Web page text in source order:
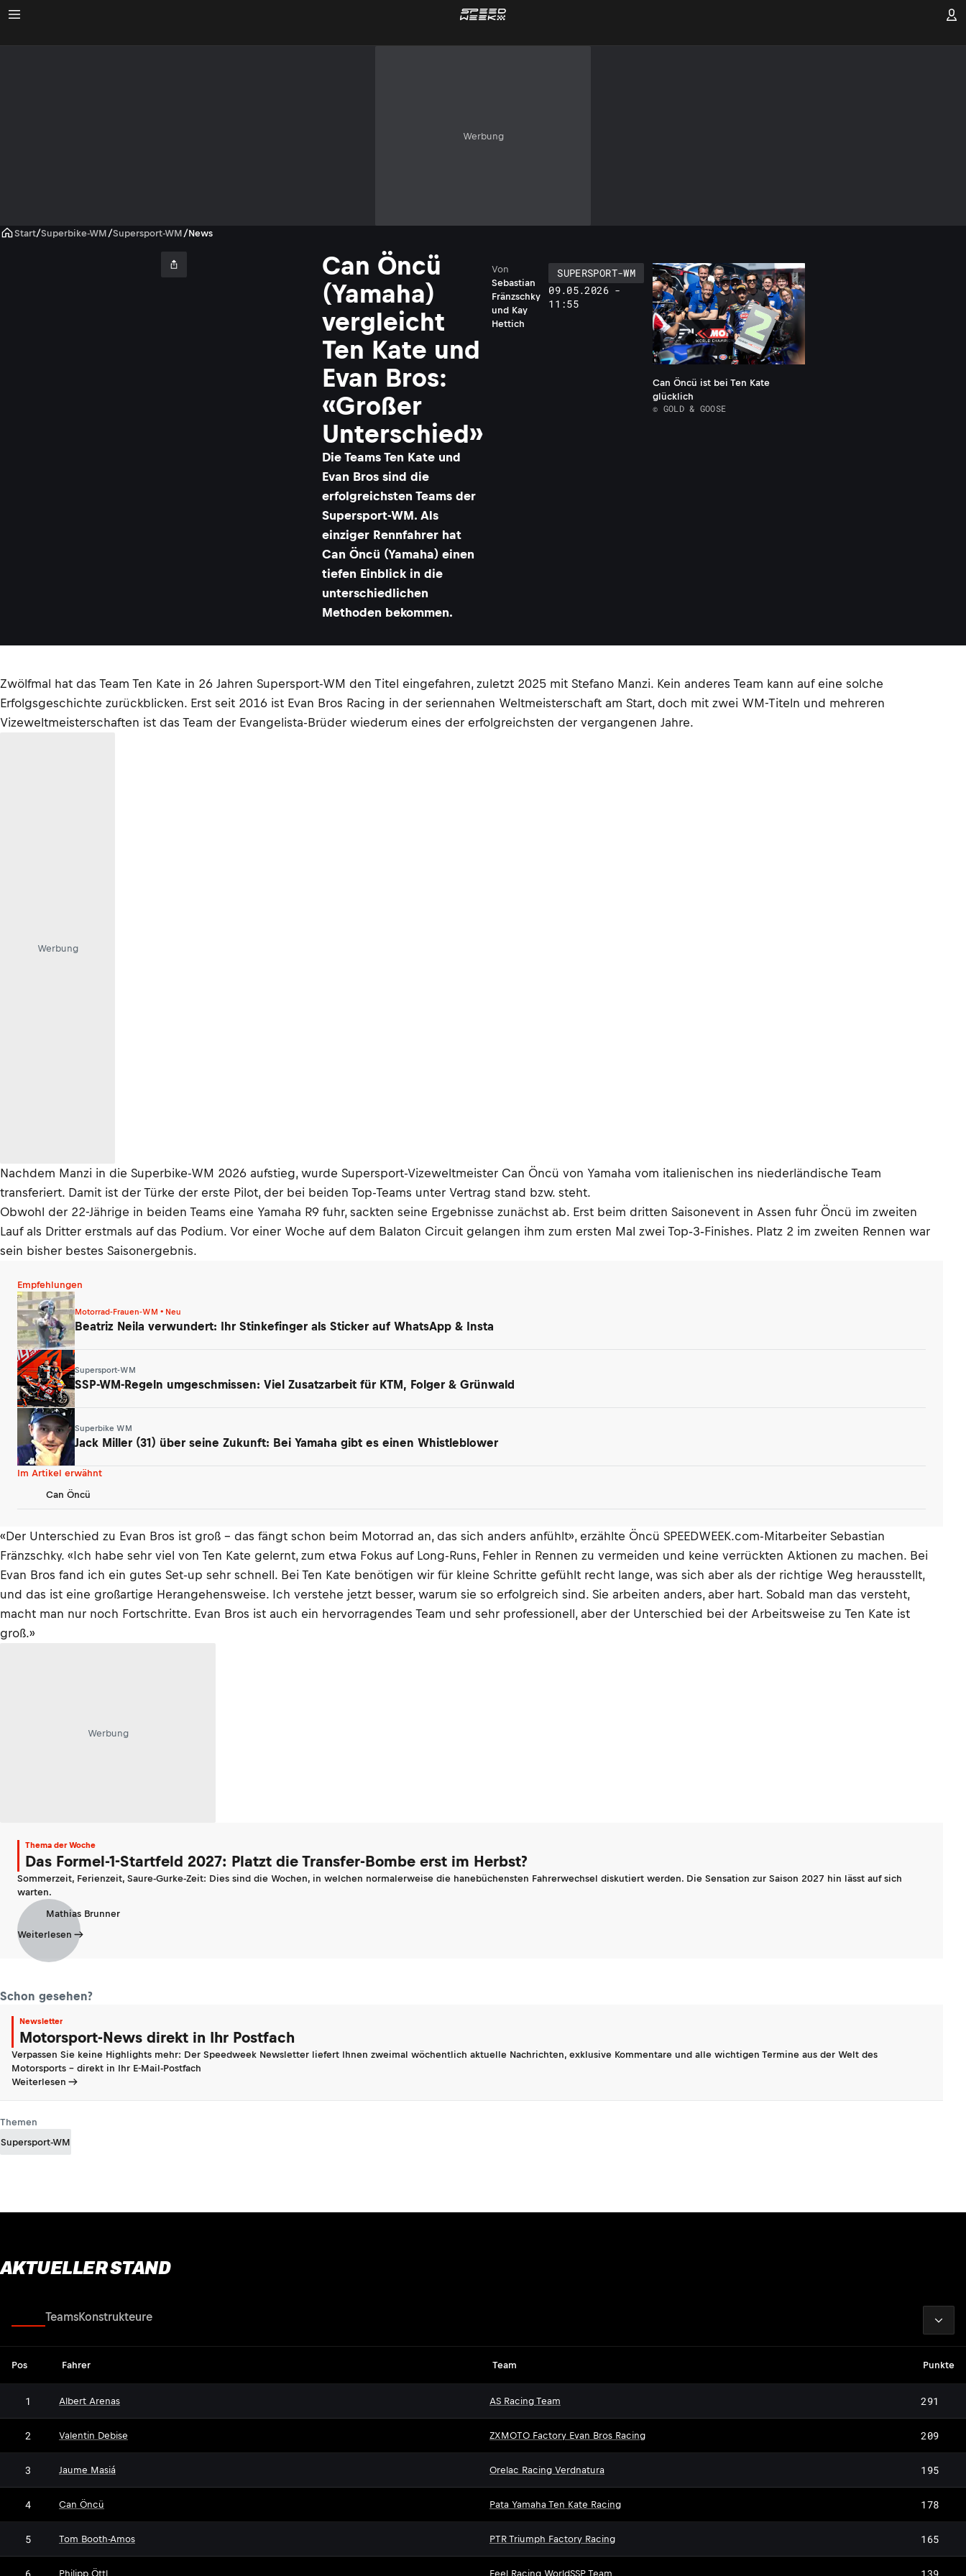
Werbung
Start/Superbike-WM /Supersport-WM /News
Can Öncü
(Yamaha)
vergleicht
Ten Kate und
Evan Bros:
«Großer
Unterschied»
Die Teams Ten Kate und
Evan Bros sind die
erfolgreichsten Teams der
Supersport-WM. Als
einziger Rennfahrer hat
Can Öncü (Yamaha) einen
tiefen Einblick in die
unterschiedlichen
Methoden bekommen.
Von
Sebastian
Fränzschky
und Kay
Hettich
SUPERSPORT-WM
09.05.2026 -
11:55
Can Öncü ist bei Ten Kate
glücklich
© GOLD & GOOSE
Zwölfmal hat das Team Ten Kate in 26 Jahren Supersport-WM den Titel eingefahren, zuletzt 2025 mit Stefano Manzi. Kein anderes Team kann auf eine solche
Erfolgsgeschichte zurückblicken. Erst seit 2016 ist Evan Bros Racing in der seriennahen Weltmeisterschaft am Start, doch mit zwei WM-Titeln und mehreren
Vizeweltmeisterschaften ist das Team der Evangelista-Brüder wiederum eines der erfolgreichsten der vergangenen Jahre.
Werbung
Nachdem Manzi in die Superbike-WM 2026 aufstieg, wurde Supersport-Vizeweltmeister Can Öncü von Yamaha vom italienischen ins niederländische Team
transferiert. Damit ist der Türke der erste Pilot, der bei beiden Top-Teams unter Vertrag stand bzw. steht.
Obwohl der 22-Jährige in beiden Teams eine Yamaha R9 fuhr, sackten seine Ergebnisse zunächst ab. Erst beim dritten Saisonevent in Assen fuhr Öncü im zweiten
Lauf als Dritter erstmals auf das Podium. Vor einer Woche auf dem Balaton Circuit gelangen ihm zum ersten Mal zwei Top‑3‑Finishes. Platz 2 im zweiten Rennen war
sein bisher bestes Saisonergebnis.
Empfehlungen
Motorrad-Frauen-WM • Neu
Beatriz Neila verwundert: Ihr Stinkefinger als Sticker auf WhatsApp & Insta
Supersport-WM
SSP-WM-Regeln umgeschmissen: Viel Zusatzarbeit für KTM, Folger & Grünwald
Superbike WM
Jack Miller (31) über seine Zukunft: Bei Yamaha gibt es einen Whistleblower
Im Artikel erwähnt
Can Öncü
«Der Unterschied zu Evan Bros ist groß – das fängt schon beim Motorrad an, das sich anders anfühlt», erzählte Öncü SPEEDWEEK.com-Mitarbeiter Sebastian
Fränzschky. «Ich habe sehr viel von Ten Kate gelernt, zum etwa Fokus auf Long-Runs, Fehler in Rennen zu vermeiden und keine verrückten Aktionen zu machen. Bei
Evan Bros fand ich ein gutes Set-up sehr schnell. Bei Ten Kate benötigen wir für kleine Schritte gefühlt recht lange, was sich aber als der richtige Weg herausstellt,
und das ist eine großartige Herangehensweise. Ich verstehe jetzt besser, warum sie so erfolgreich sind. Sie arbeiten anders, aber hart. Sobald man das versteht,
macht man nur noch Fortschritte. Evan Bros ist auch ein hervorragendes Team und sehr professionell, aber der Unterschied bei der Arbeitsweise zu Ten Kate ist
groß.»
Werbung
Thema der Woche
Das Formel-1-Startfeld 2027: Platzt die Transfer-Bombe erst im Herbst?
Sommerzeit, Ferienzeit, Saure-Gurke-Zeit: Dies sind die Wochen, in welchen normalerweise die hanebüchensten Fahrerwechsel diskutiert werden. Die Sensation zur Saison 2027 hin lässt auf sich
warten.
Mathias Brunner
Weiterlesen
Schon gesehen?
Newsletter
Motorsport-News direkt in Ihr Postfach
Verpassen Sie keine Highlights mehr: Der Speedweek Newsletter liefert Ihnen zweimal wöchentlich aktuelle Nachrichten, exklusive Kommentare und alle wichtigen Termine aus der Welt des
Motorsports - direkt in Ihr E-Mail-Postfach
Weiterlesen
Themen
Supersport-WM
AKTUELLER STAND
TeamsKonstrukteure
Pos Fahrer Team Punkte
1 Albert Arenas AS Racing Team 291
2 Valentin Debise ZXMOTO Factory Evan Bros Racing 209
3 Jaume Masiá Orelac Racing Verdnatura 195
4 Can Öncü Pata Yamaha Ten Kate Racing 178
5 Tom Booth-Amos PTR Triumph Factory Racing 165
Philipp Öttl Feel Racing WorldSSP Team